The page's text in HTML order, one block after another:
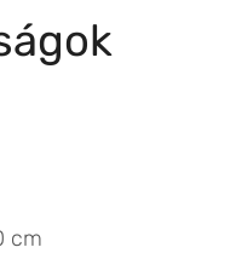
cm